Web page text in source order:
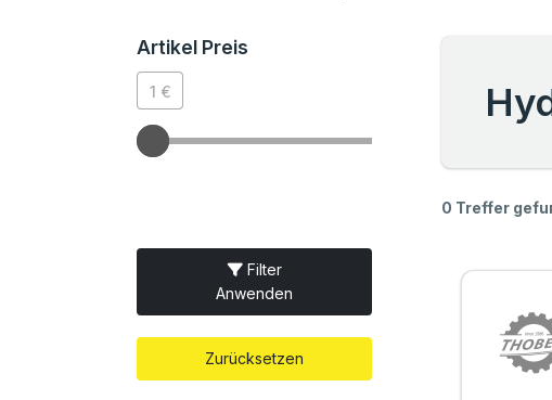
Artikel Preis
1 €
1 €
Filter
Anwenden
Zurücksetzen
0 Treffer